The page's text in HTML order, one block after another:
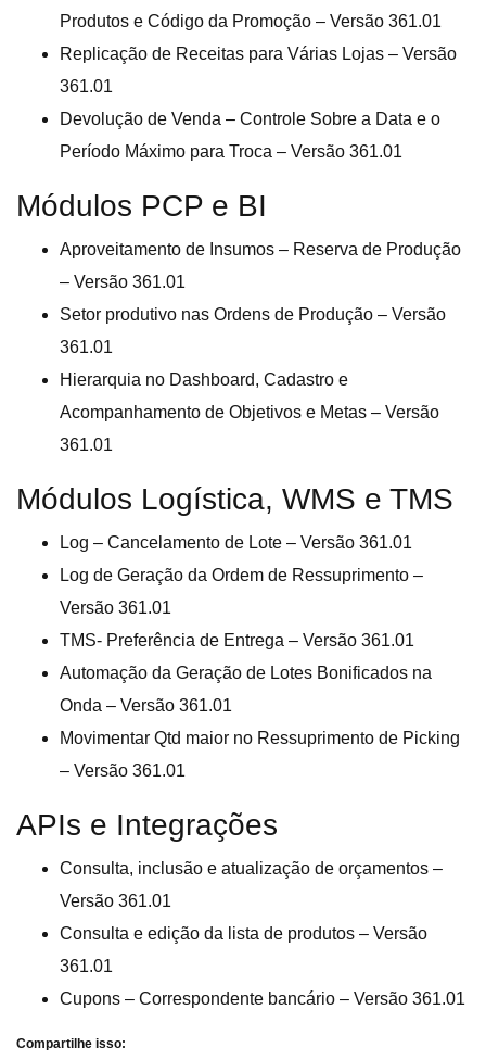
Produtos e Código da Promoção – Versão 361.01
Replicação de Receitas para Várias Lojas – Versão
361.01
Devolução de Venda – Controle Sobre a Data e o
Período Máximo para Troca – Versão 361.01
Módulos PCP e BI
Aproveitamento de Insumos – Reserva de Produção
– Versão 361.01
Setor produtivo nas Ordens de Produção – Versão
361.01
Hierarquia no Dashboard, Cadastro e
Acompanhamento de Objetivos e Metas – Versão
361.01
Módulos Logística, WMS e TMS
Log – Cancelamento de Lote – Versão 361.01
Log de Geração da Ordem de Ressuprimento –
Versão 361.01
TMS- Preferência de Entrega – Versão 361.01
Automação da Geração de Lotes Bonificados na
Onda – Versão 361.01
Movimentar Qtd maior no Ressuprimento de Picking
– Versão 361.01
APIs e Integrações
Consulta, inclusão e atualização de orçamentos –
Versão 361.01
Consulta e edição da lista de produtos – Versão
361.01
Cupons – Correspondente bancário – Versão 361.01
Compartilhe isso: